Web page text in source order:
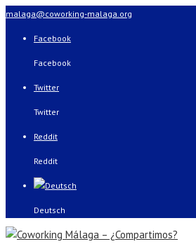
malaga@coworking-malaga.org
Facebook
Facebook
Twitter
Twitter
Reddit
Reddit
Deutsch